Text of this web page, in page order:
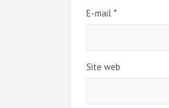
E-mail *
Site web